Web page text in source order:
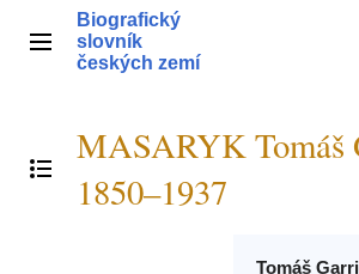
obsahHlavní menu
Biografický
slovník
českých zemí
Přepnout obsah
MASARYK Tomáš
1850–1937
Tomáš